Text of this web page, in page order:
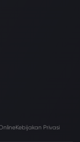
Kebijakan Privasi